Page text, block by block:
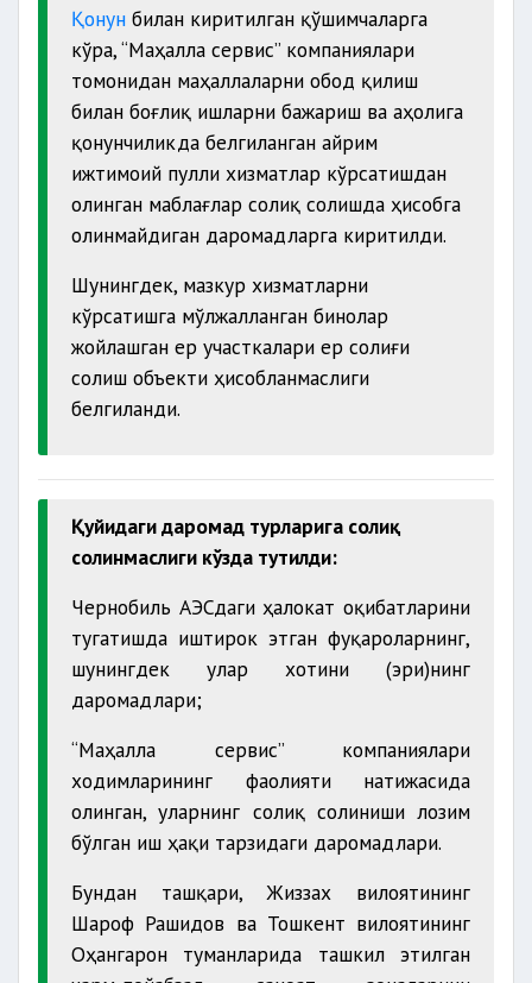
Қонун билан киритилган қўшимчаларга
кўра, “Маҳалла сервис” компаниялари
томонидан маҳаллаларни обод қилиш
билан боғлиқ ишларни бажариш ва аҳолига
қонунчиликда белгиланган айрим
ижтимоий пулли хизматлар кўрсатишдан
олинган маблағлар солиқ солишда ҳисобга
олинмайдиган даромадларга киритилди.
Шунингдек, мазкур хизматларни
кўрсатишга мўлжалланган бинолар
жойлашган ер участкалари ер солиғи
солиш объекти ҳисобланмаслиги
белгиланди.
Қуйидаги даромад турларига солиқ
солинмаслиги кўзда тутилди:
Чернобиль АЭСдаги ҳалокат оқибатларини
тугатишда иштирок этган фуқароларнинг,
шунингдек улар хотини (эри)нинг
даромадлари;
“Маҳалла сервис” компаниялари
ходимларининг фаолияти натижасида
олинган, уларнинг солиқ солиниши лозим
бўлган иш ҳақи тарзидаги даромадлари.
Бундан ташқари, Жиззах вилоятининг
Шароф Рашидов ва Тошкент вилоятининг
Оҳангарон туманларида ташкил этилган